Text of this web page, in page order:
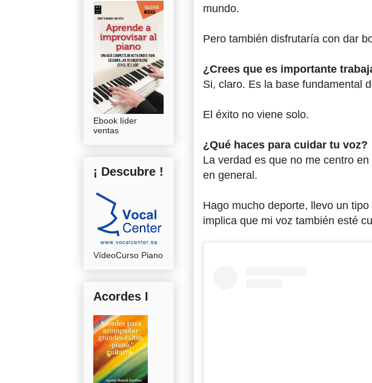
mundo.
Pero también disfrutaría con dar
¿Crees que es importante
Si, claro. Es la base fundamental
El éxito no viene solo.
¿Qué haces para cuidar tu voz?
La verdad es que no me centro
en general.
Hago mucho deporte, llevo un
implica que mi voz también esté
Ebook líder
ventas
¡ Descubre !
VídeoCurso Piano
Acordes I